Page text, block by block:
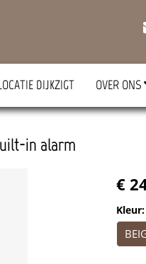
DIJKZIGT OVER ONS
in alarm
€
Kleur: